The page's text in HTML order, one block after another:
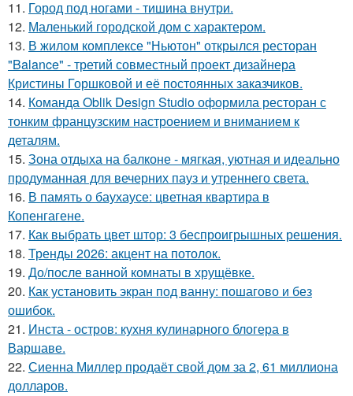
11. Город под ногами - тишина внутри.
12. Маленький городской дом с характером.
13. В жилом комплексе "Ньютон" открылся ресторан
"Balance" - третий совместный проект дизайнера
Кристины Горшковой и её постоянных заказчиков.
14. Команда Oblik Design Studio оформила ресторан с
тонким французским настроением и вниманием к
деталям.
15. Зона отдыха на балконе - мягкая, уютная и идеально
продуманная для вечерних пауз и утреннего света.
16. В память о баухаусе: цветная квартира в
Копенгагене.
17. Как выбрать цвет штор: 3 беспроигрышных решения.
18. Тренды 2026: акцент на потолок.
19. До/после ванной комнаты в хрущёвке.
20. Как установить экран под ванну: пошагово и без
ошибок.
21. Инста - остров: кухня кулинарного блогера в
Варшаве.
22. Сиенна Миллер продаёт свой дом за 2, 61 миллиона
долларов.